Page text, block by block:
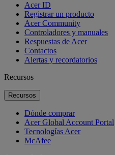
Acer ID
Registrar un producto
Acer Community
Controladores y manuales
Respuestas de Acer
Contactos
Alertas y recordatorios
Recursos
Recursos
Dónde comprar
Acer Global Account Portal
Tecnologías Acer
McAfee